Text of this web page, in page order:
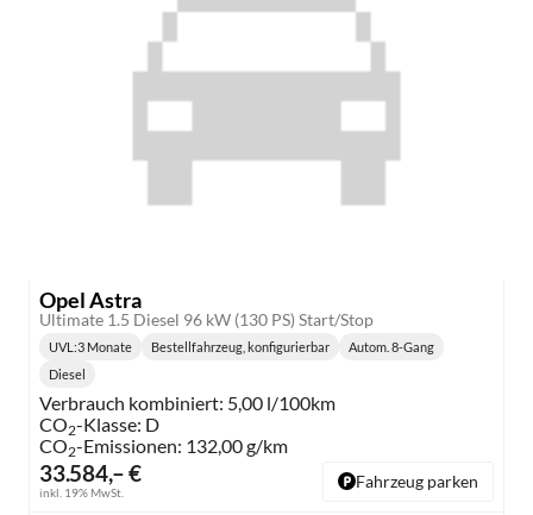
Opel Astra
Ultimate 1.5 Diesel 96 kW (130 PS) Start/Stop
33.584,– €
inkl. 19% MwSt.
Lieferzeit:
UVL :3 Monate Bestellfahrzeug, konfigurierbar
Getriebe:
Autom. 8-Gang
Kraftstoff:
Diesel
Verbrauch kombiniert: 5,00 l/100km
CO2-Klasse: D
CO2-Emissionen: 132,00 g/km
Fahrzeug parken